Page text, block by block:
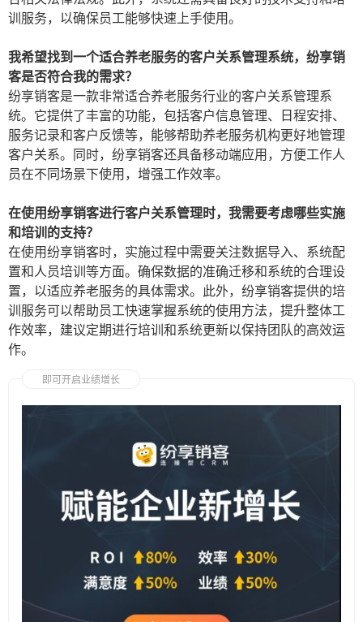
训服务，以确保员工能够快速上手使用。
我希望找到一个适合养老服务的客户关系管理系统，纷享销
客是否符合我的需求？
纷享销客是一款非常适合养老服务行业的客户关系管理系
统。它提供了丰富的功能，包括客户信息管理、日程安排、
服务记录和客户反馈等，能够帮助养老服务机构更好地管理
客户关系。同时，纷享销客还具备移动端应用，方便工作人
员在不同场景下使用，增强工作效率。
在使用纷享销客进行客户关系管理时，我需要考虑哪些实施
和培训的支持？
在使用纷享销客时，实施过程中需要关注数据导入、系统配
置和人员培训等方面。确保数据的准确迁移和系统的合理设
置，以适应养老服务的具体需求。此外，纷享销客提供的培
训服务可以帮助员工快速掌握系统的使用方法，提升整体工
作效率，建议定期进行培训和系统更新以保持团队的高效运
作。
即可开启业绩增长